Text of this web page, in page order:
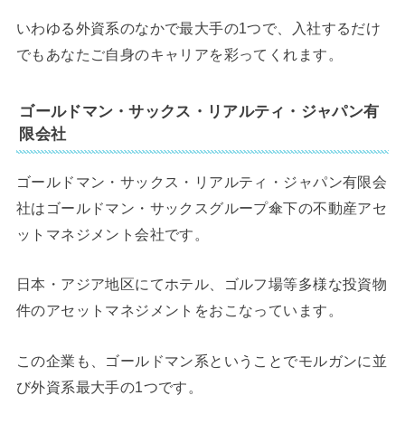
いわゆる外資系のなかで最大手の1つで、入社するだけ
でもあなたご自身のキャリアを彩ってくれます。
ゴールドマン・サックス・リアルティ・ジャパン有
限会社
ゴールドマン・サックス・リアルティ・ジャパン有限会
社はゴールドマン・サックスグループ傘下の不動産アセ
ットマネジメント会社です。
日本・アジア地区にてホテル、ゴルフ場等多様な投資物
件のアセットマネジメントをおこなっています。
この企業も、ゴールドマン系ということでモルガンに並
び外資系最大手の1つです。